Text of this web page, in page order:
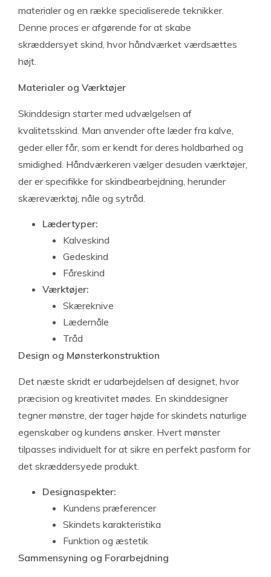
materialer og en række specialiserede teknikker.
Denne proces er afgørende for at skabe
skræddersyet skind, hvor håndværket værdsættes
højt.
Materialer og Værktøjer
Skinddesign starter med udvælgelsen af
kvalitetsskind. Man anvender ofte læder fra kalve,
geder eller får, som er kendt for deres holdbarhed og
smidighed. Håndværkeren vælger desuden værktøjer,
der er specifikke for skindbearbejdning, herunder
skæreværktøj, nåle og sytråd.
Lædertyper:
Kalveskind
Gedeskind
Fåreskind
Værktøjer:
Skæreknive
Lædernåle
Tråd
Design og Mønsterkonstruktion
Det næste skridt er udarbejdelsen af designet, hvor
præcision og kreativitet mødes. En skinddesigner
tegner mønstre, der tager højde for skindets naturlige
egenskaber og kundens ønsker. Hvert mønster
tilpasses individuelt for at sikre en perfekt pasform for
det skræddersyede produkt.
Designaspekter:
Kundens præferencer
Skindets karakteristika
Funktion og æstetik
Sammensyning og Forarbejdning